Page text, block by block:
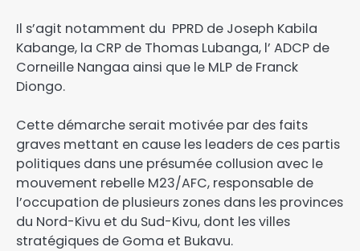
Il s’agit notamment du PPRD de Joseph Kabila
Kabange, la CRP de Thomas Lubanga, l’ ADCP de
Corneille Nangaa ainsi que le MLP de Franck
Diongo.
Cette démarche serait motivée par des faits
graves mettant en cause les leaders de ces partis
politiques dans une présumée collusion avec le
mouvement rebelle M23/AFC, responsable de
l’occupation de plusieurs zones dans les provinces
du Nord-Kivu et du Sud-Kivu, dont les villes
stratégiques de Goma et Bukavu.